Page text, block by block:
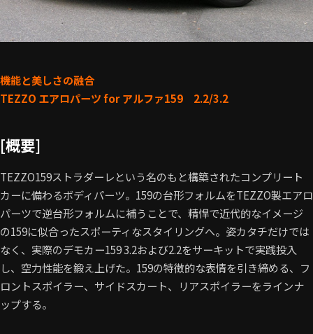
機能と美しさの融合
TEZZO エアロパーツ for アルファ159 2.2/3.2
[概要]
TEZZO159ストラダーレという名のもと構築されたコンプリート
カーに備わるボディパーツ。159の台形フォルムをTEZZO製エアロ
パーツで逆台形フォルムに補うことで、精悍で近代的なイメージ
の159に似合ったスポーティなスタイリングへ。姿カタチだけでは
なく、実際のデモカー159 3.2および2.2をサーキットで実践投入
し、空力性能を鍛え上げた。159の特徴的な表情を引き締める、フ
ロントスポイラー、サイドスカート、リアスポイラーをラインナ
ップする。